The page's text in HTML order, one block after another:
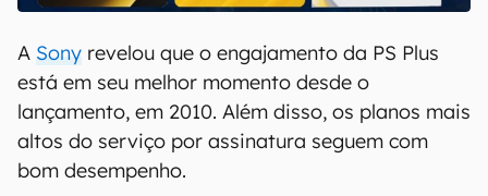
A Sony revelou que o engajamento da PS Plus
está em seu melhor momento desde o
lançamento, em 2010. Além disso, os planos mais
altos do serviço por assinatura seguem com
bom desempenho.